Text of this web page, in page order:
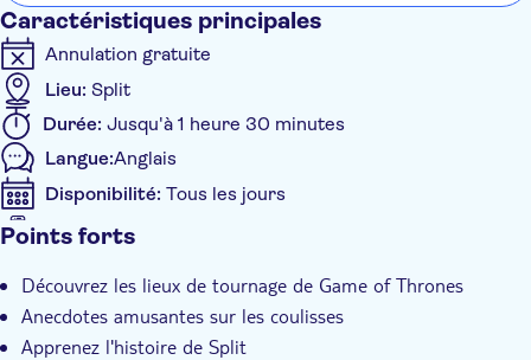
Caractéristiques principales
Annulation gratuite
Lieu: Split
Durée: Jusqu'à 1 heure 30 minutes
Langue:Anglais
Disponibilité: Tous les jours
Bon électronique accepté
Confirmation instantanée
Points forts
Découvrez les lieux de tournage de Game of Thrones
Anecdotes amusantes sur les coulisses
Apprenez l'histoire de Split